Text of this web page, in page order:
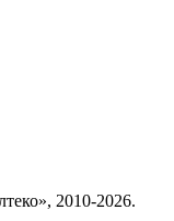
2010-2026.